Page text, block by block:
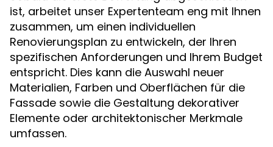
ist, arbeitet unser Expertenteam eng mit Ihnen
zusammen, um einen individuellen
Renovierungsplan zu entwickeln, der Ihren
spezifischen Anforderungen und Ihrem Budget
entspricht. Dies kann die Auswahl neuer
Materialien, Farben und Oberflächen für die
Fassade sowie die Gestaltung dekorativer
Elemente oder architektonischer Merkmale
umfassen.